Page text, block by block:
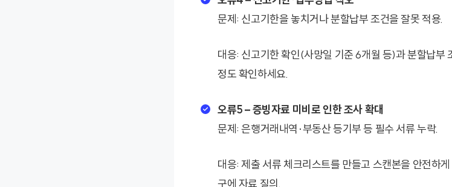
문제: 신고기한을 놓치거나 분할납부 조건을 잘못 적용.
대응: 신고기한 확인(사망일 기준 6개월 등)과 분할납부
정도 확인하세요.
오류5 – 증빙자료 미비로 인한 조사 확대
문제: 은행거래내역·부동산 등기부 등 필수 서류 누락.
대응: 제출 서류 체크리스트를 만들고 스캔본을 안전하
구에 자료 질의.